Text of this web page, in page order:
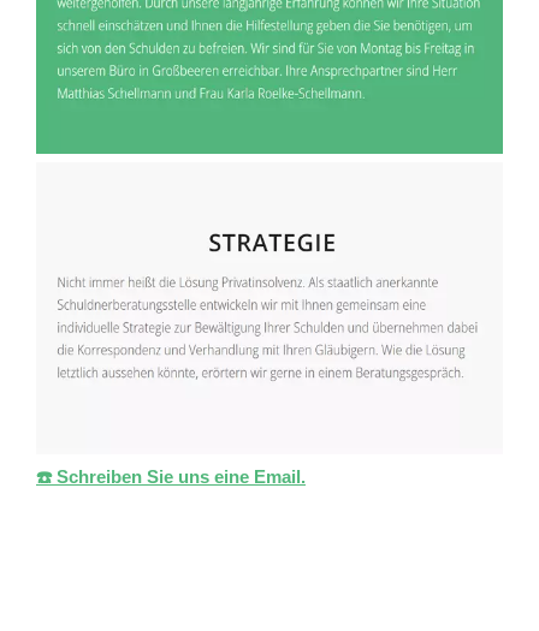
☎️ Schreiben Sie uns eine Email.